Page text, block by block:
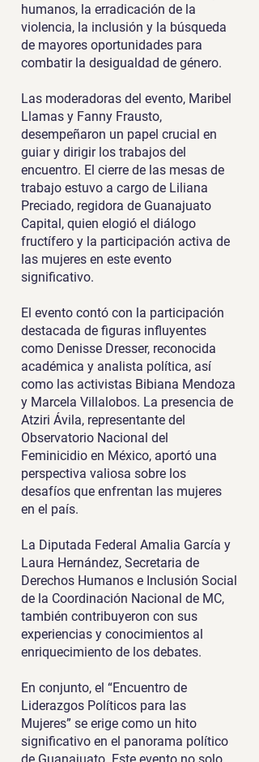
humanos, la erradicación de la
violencia, la inclusión y la búsqueda
de mayores oportunidades para
combatir la desigualdad de género.
Las moderadoras del evento, Maribel
Llamas y Fanny Frausto,
desempeñaron un papel crucial en
guiar y dirigir los trabajos del
encuentro. El cierre de las mesas de
trabajo estuvo a cargo de Liliana
Preciado, regidora de Guanajuato
Capital, quien elogió el diálogo
fructífero y la participación activa de
las mujeres en este evento
significativo.
El evento contó con la participación
destacada de figuras influyentes
como Denisse Dresser, reconocida
académica y analista política, así
como las activistas Bibiana Mendoza
y Marcela Villalobos. La presencia de
Atziri Ávila, representante del
Observatorio Nacional del
Feminicidio en México, aportó una
perspectiva valiosa sobre los
desafíos que enfrentan las mujeres
en el país.
La Diputada Federal Amalia García y
Laura Hernández, Secretaria de
Derechos Humanos e Inclusión Social
de la Coordinación Nacional de MC,
también contribuyeron con sus
experiencias y conocimientos al
enriquecimiento de los debates.
En conjunto, el “Encuentro de
Liderazgos Políticos para las
Mujeres” se erige como un hito
significativo en el panorama político